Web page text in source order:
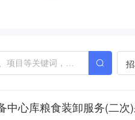
中心库粮食装卸服务(二次